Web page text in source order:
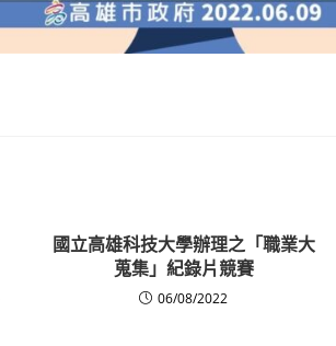
國立高雄科技大學辦理之「職業大
蒐集」紀錄片競賽
06/08/2022